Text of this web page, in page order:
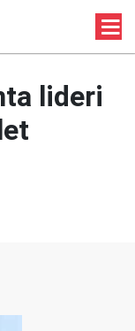
lideri